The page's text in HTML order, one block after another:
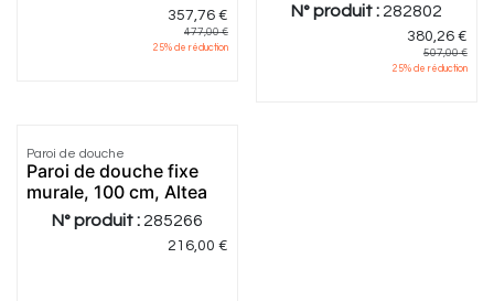
357,76€
477,00€
25% de réduction
N° produit : 282802
380,26€
507,00€
25% de réduction
Paroi de douche
Paroi de douche fixe
murale, 100 cm, Altea
N° produit : 285266
216,00 €